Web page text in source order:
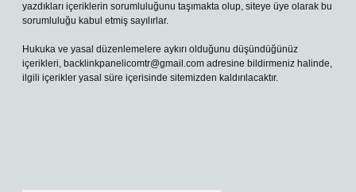
yazdıkları içeriklerin sorumluluğunu taşımakta olup, siteye üye olarak bu
sorumluluğu kabul etmiş sayılırlar.
Hukuka ve yasal düzenlemelere aykırı olduğunu düşündüğünüz
içerikleri, backlinkpanelicomtr@gmail.com adresine bildirmeniz halinde,
ilgili içerikler yasal süre içerisinde sitemizden kaldırılacaktır.